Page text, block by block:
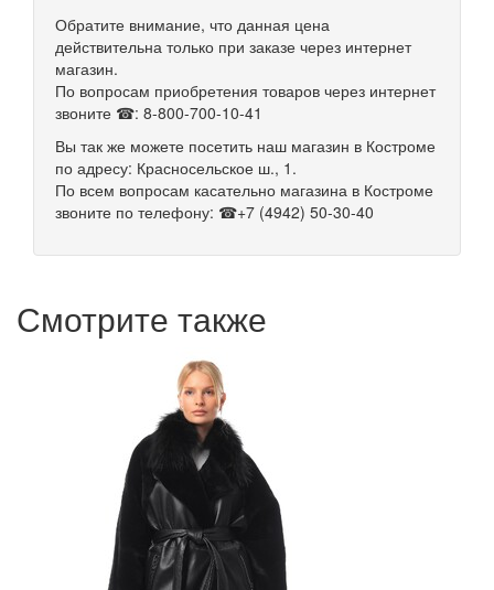
Обратите внимание, что данная цена
действительна только при заказе через интернет
магазин.
По вопросам приобретения товаров через интернет
звоните ☎: 8-800-700-10-41
Вы так же можете посетить наш магазин в Костроме
по адресу: Красносельское ш., 1.
По всем вопросам касательно магазина в Костроме
звоните по телефону: ☎+7 (4942) 50-30-40
Смотрите также